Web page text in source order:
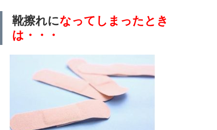
靴擦れになってしまったとき
は・・・